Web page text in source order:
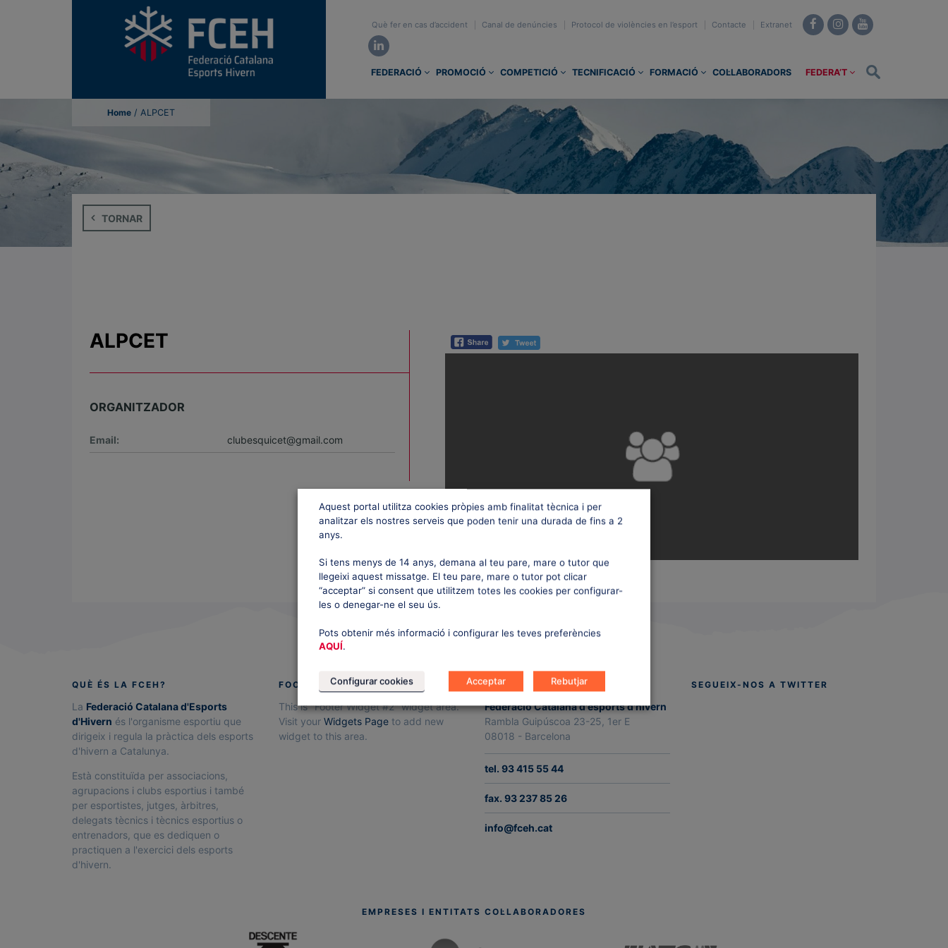
Què fer en cas d’accident Canal de denúncies Protocol de violències en l’esport Contacte Extranet
FEDERACIÓ PROMOCIÓ COMPETICIÓ TECNIFICACIÓ FORMACIÓ COL·LABORADORS FEDERA’T
Home / ALPCET
TORNAR
ALPCET
ORGANITZADOR
Email: clubesquicet@gmail.com
QUÈ ÉS LA FCEH?
La Federació Catalana d'Esports
d'Hivern és l'organisme esportiu que
dirigeix i regula la pràctica dels esports
d'hivern a Catalunya.
Està constituïda per associacions,
agrupacions i clubs esportius i també
per esportistes, jutges, àrbitres,
delegats tècnics i tècnics esportius o
entrenadors, que es dediquen o
practiquen a l'exercici dels esports
d'hivern.
FOOTER WIDGET #2
This is "Footer Widget #2" widget area.
Visit your Widgets Pageto add new
widget to this area.
CONTACTAN’S
Federació Catalana d'esports d'hivern
Rambla Guipúscoa 23-25, 1er E
08018 - Barcelona
tel. 93 415 55 44
fax. 93 237 85 26
info@fceh.cat
SEGUEIX-NOS A TWITTER
EMPRESES I ENTITATS COL·LABORADORES
Aquest portal utilitza cookies pròpies amb finalitat tècnica i per
analitzar els nostres serveis que poden tenir una durada de fins a 2
anys.
Si tens menys de 14 anys, demana al teu pare, mare o tutor que
llegeixi aquest missatge. El teu pare, mare o tutor pot clicar
“acceptar” si consent que utilitzem totes les cookies per configurar-
les o denegar-ne el seu ús.
Pots obtenir més informació i configurar les teves preferències
AQUÍ.
Configurar cookies Acceptar Rebutjar